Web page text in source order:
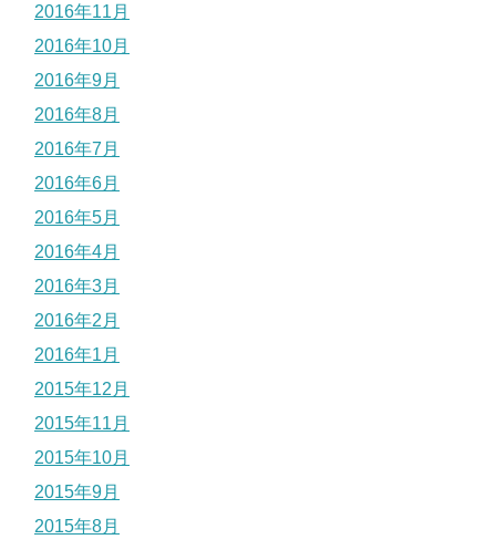
2016年11月
2016年10月
2016年9月
2016年8月
2016年7月
2016年6月
2016年5月
2016年4月
2016年3月
2016年2月
2016年1月
2015年12月
2015年11月
2015年10月
2015年9月
2015年8月